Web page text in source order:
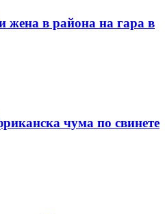
жена в района на гара в
чума по свинете